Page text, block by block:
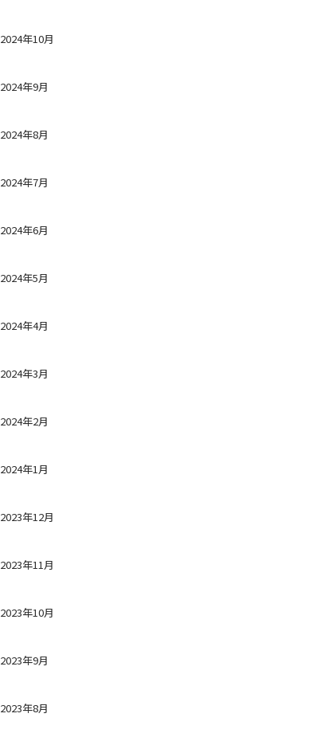
2024年10月
2024年9月
2024年8月
2024年7月
2024年6月
2024年5月
2024年4月
2024年3月
2024年2月
2024年1月
2023年12月
2023年11月
2023年10月
2023年9月
2023年8月